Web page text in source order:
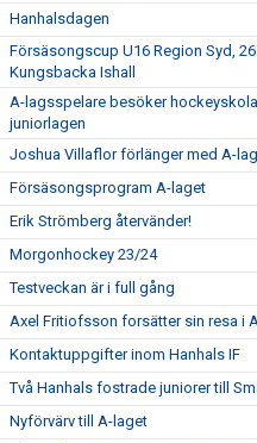
Hanhalsdagen
Försäsongscup U16 Region Syd,
Kungsbacka Ishall
A-lagsspelare besöker
juniorlagen
Joshua Villaflor förlänger med A-
Försäsongsprogram A-laget
Erik Strömberg återvänder!
Morgonhockey 23/24
Testveckan är i full gång
Axel Fritiofsson forsätter sin resa i
Kontaktuppgifter inom Hanhals IF
Två Hanhals fostrade juniorer till
Nyförvärv till A-laget